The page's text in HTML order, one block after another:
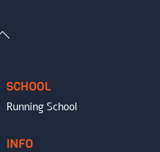
Back
SCHOOL
Running School
INFO